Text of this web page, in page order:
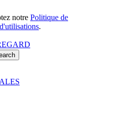
notre Politique de
.